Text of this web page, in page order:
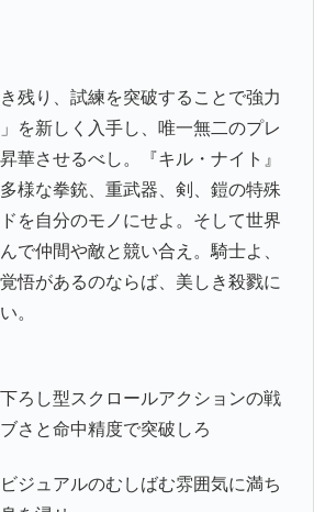
残り、試練を突破することで強力
を新しく入手し、唯一無二のプレ
華させるべし。『キル・ナイト』
様な拳銃、重武器、剣、鎧の特殊
を自分のモノにせよ。そして世界
で仲間や敵と競い合え。騎士よ、
悟があるのならば、美しき殺戮に
。
ろし型スクロールアクションの戦
さと命中精度で突破しろ
ジュアルのむしばむ雰囲気に満ち